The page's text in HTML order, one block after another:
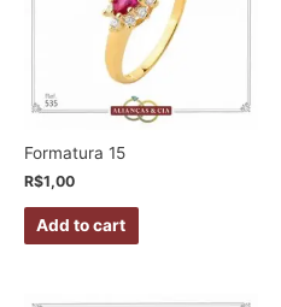
Formatura 15
R$1,00
Add to cart